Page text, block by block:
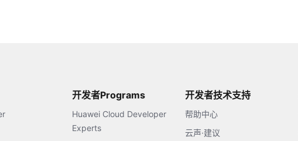
开发者Programs
Huawei Cloud Developer
Experts
开发者技术支持
帮助中心
云声·建议